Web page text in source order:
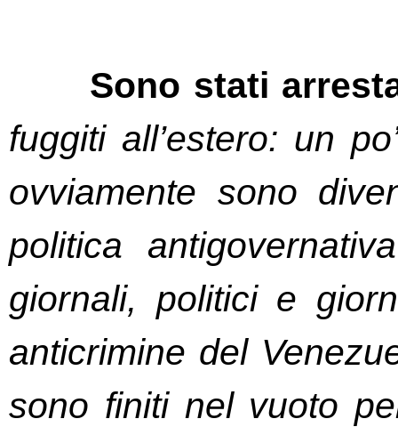
Sono stati
fuggiti all’estero: un
ovviamente sono
politica
giornali, politici e
anticrimine del
sono finiti nel vuoto